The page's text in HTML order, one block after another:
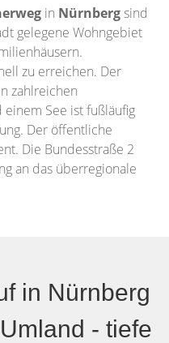
in Nürnbergsind
gelegene Wohngebiet
zu erreichen. Der
zahlreichen
See ist fußläufig
Der öffentliche
Die Bundesstraße 2
an das überregionale
in Nürnberg
- tiefe